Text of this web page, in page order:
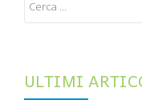
ULTIMI